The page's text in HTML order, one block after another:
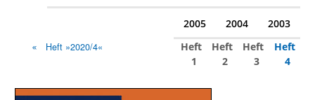
2005 2004 2003
Heft »2020/4«
Heft
1
Heft
2
Heft
3
Heft
4